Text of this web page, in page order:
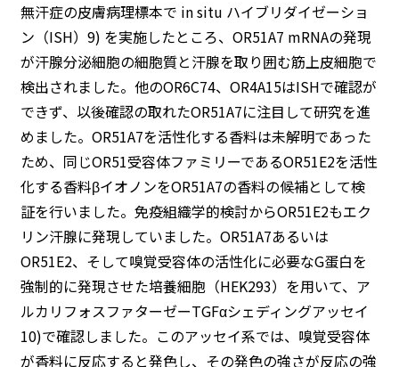
無汗症の皮膚病理標本で in situ ハイブリダイゼーショ
ン（ISH）9) を実施したところ、OR51A7 mRNAの発現
が汗腺分泌細胞の細胞質と汗腺を取り囲む筋上皮細胞で
検出されました。他のOR6C74、OR4A15はISHで確認が
できず、以後確認の取れたOR51A7に注目して研究を進
めました。OR51A7を活性化する香料は未解明であった
ため、同じOR51受容体ファミリーであるOR51E2を活性
化する香料βイオノンをOR51A7の香料の候補として検
証を行いました。免疫組織学的検討からOR51E2もエク
リン汗腺に発現していました。OR51A7あるいは
OR51E2、そして嗅覚受容体の活性化に必要なG蛋白を
強制的に発現させた培養細胞（HEK293）を用いて、ア
ルカリフォスファターゼーTGFαシェディングアッセイ
10)で確認しました。このアッセイ系では、嗅覚受容体
が香料に反応すると発色し、その発色の強さが反応の強